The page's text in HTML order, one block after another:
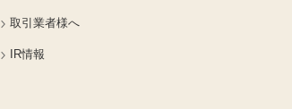
取引業者様へ
IR情報